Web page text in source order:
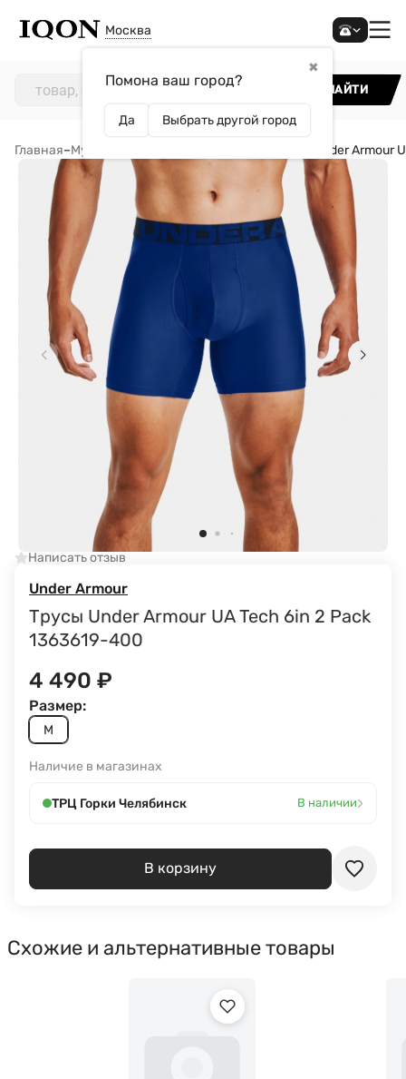
Москва
✖
Помона ваш город?
Да Выбрать другой город
НАЙТИ
Главная–Мужчинам Трусы Under Armour
Написать отзыв
Under Armour
Трусы Under Armour UA Tech 6in 2 Pack
1363619-400
4 490 ₽
M
Размер:
Наличие в магазинах
ТРЦ Горки Челябинск В наличии›
В корзину
Схожие и альтернативные товары